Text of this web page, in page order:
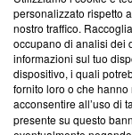
Questa sezione
News, sui nostri
creare news di
‘Trust Project -
ancora membro
parte; Trust
conformità agli
personalizzato rispetto
nostro traffico.
occupano di analisi dei
informazioni sul tuo
dispositivo, i quali
fornito loro o che
acconsentire all’uso di
presente su questo